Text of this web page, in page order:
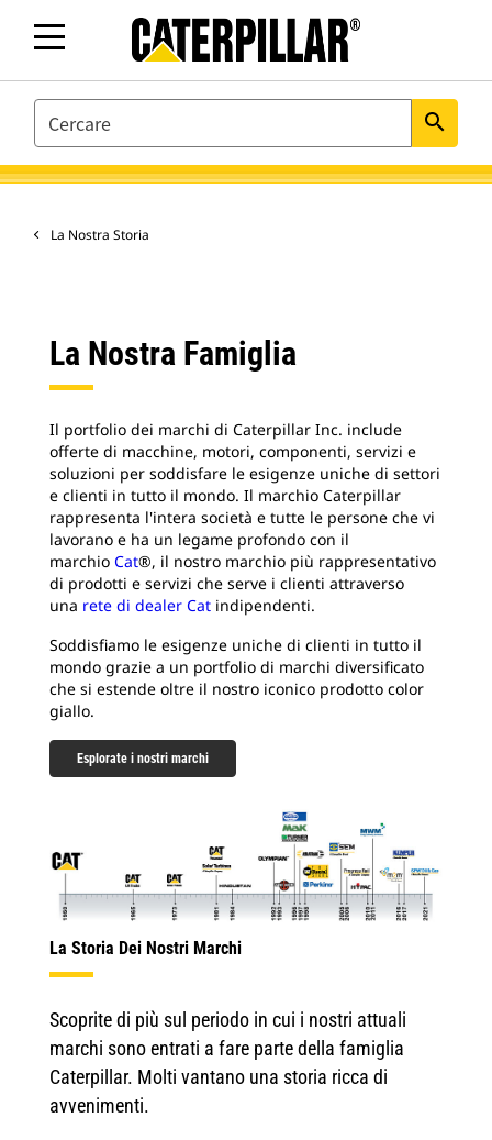
SEARCH search
La Nostra Storia
La Nostra Famiglia
Il portfolio dei marchi di Caterpillar Inc. include
offerte di macchine, motori, componenti, servizi e
soluzioni per soddisfare le esigenze uniche di settori
e clienti in tutto il mondo. Il marchio Caterpillar
rappresenta l'intera società e tutte le persone che vi
lavorano e ha un legame profondo con il
marchio Cat®, il nostro marchio più rappresentativo
di prodotti e servizi che serve i clienti attraverso
una rete di dealer Cat indipendenti.
Soddisfiamo le esigenze uniche di clienti in tutto il
mondo grazie a un portfolio di marchi diversificato
che si estende oltre il nostro iconico prodotto color
giallo.
Esplorate i nostri marchi
La Storia Dei Nostri Marchi
Scoprite di più sul periodo in cui i nostri attuali
marchi sono entrati a fare parte della famiglia
Caterpillar. Molti vantano una storia ricca di
avvenimenti.